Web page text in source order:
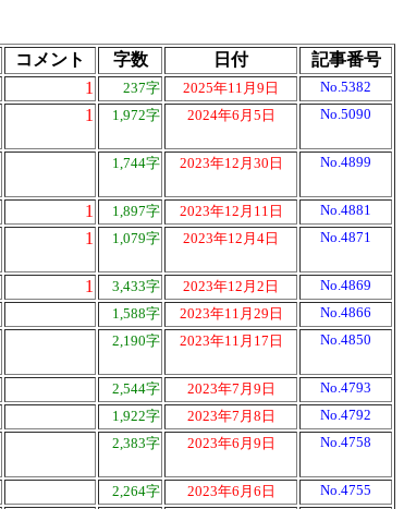
コメント 字数 日付
記事番号
1 237字 2025年11月9日 No.5382
1 1,972字 2024年6月5日 No.5090
1,744字 2023年12月30日 No.4899
1 1,897字 2023年12月11日 No.4881
1 1,079字 2023年12月4日 No.4871
1 3,433字 2023年12月2日 No.4869
1,588字 2023年11月29日 No.4866
2,190字 2023年11月17日 No.4850
2,544字 2023年7月9日 No.4793
1,922字 2023年7月8日 No.4792
2,383字 2023年6月9日 No.4758
2,264字 2023年6月6日 No.4755